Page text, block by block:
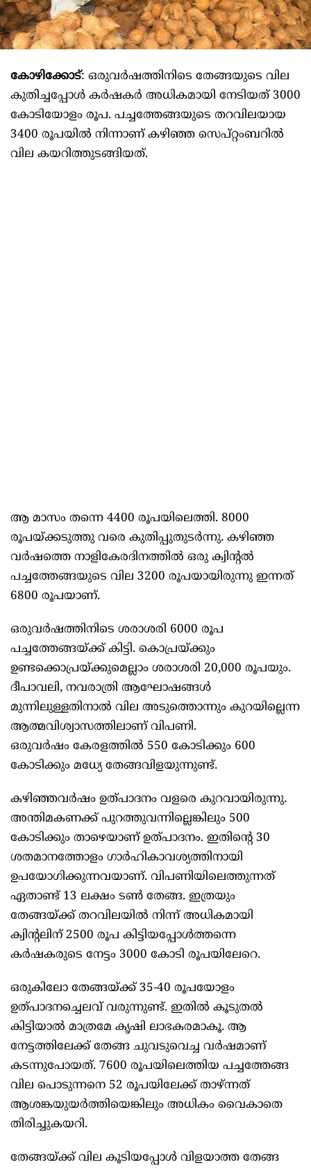
കോഴിക്കോട്: ഒരുവർഷത്തിനിടെ തേങ്ങയുടെ വില
കുതിച്ചപ്പോള്‍ കർഷകർ അധികമായി നേടിയത് 3000
കോടിയോളം രൂപ. പച്ചത്തേങ്ങയുടെ തറവിലയായ
3400 രൂപയില്‍ നിന്നാണ് കഴിഞ്ഞ സെപ്റ്റംബറില്‍
വില കയറിത്തുടങ്ങിയത്.
ആ മാസം തന്നെ 4400 രൂപയിലെത്തി. 8000
രൂപയ്ക്കടുത്തു വരെ കുതിപ്പുതുടർന്നു. കഴിഞ്ഞ
വർഷത്തെ നാളികേരദിനത്തില്‍ ഒരു ക്വിന്റല്‍
പച്ചത്തേങ്ങയുടെ വില 3200 രൂപയായിരുന്നു ഇന്നത്
6800 രൂപയാണ്.
ഒരുവർഷത്തിനിടെ ശരാശരി 6000 രൂപ
പച്ചത്തേങ്ങയ്ക്ക് കിട്ടി. കൊപ്രയ്ക്കും
ഉണ്ടക്കൊപ്രയ്ക്കുമെല്ലാം ശരാശരി 20,000 രൂപയും.
ദീപാവലി, നവരാത്രി ആഘോഷങ്ങള്‍
മുന്നിലുള്ളതിനാല്‍ വില അടുത്തൊന്നും കുറയില്ലെന്ന
ആത്മവിശ്വാസത്തിലാണ് വിപണി.
ഒരുവർഷം കേരളത്തില്‍ 550 കോടിക്കും 600
കോടിക്കും മധ്യേ തേങ്ങവിളയുന്നുണ്ട്.
കഴിഞ്ഞവർഷം ഉത്പാദനം വളരെ കുറവായിരുന്നു.
അന്തിമകണക്ക് പുറത്തുവന്നില്ലെങ്കിലും 500
കോടിക്കും താഴെയാണ് ഉത്പാദനം. ഇതിന്റെ 30
ശതമാനത്തോളം ഗാർഹികാവശ്യത്തിനായി
ഉപയോഗിക്കുന്നവയാണ്. വിപണിയിലെത്തുന്നത്
ഏതാണ്ട് 13 ലക്ഷം ടണ്‍ തേങ്ങ. ഇത്രയും
തേങ്ങയ്ക്ക് തറവിലയില്‍ നിന്ന് അധികമായി
ക്വിന്റലിന് 2500 രൂപ കിട്ടിയപ്പോള്‍ത്തന്നെ
കർഷകരുടെ നേട്ടം 3000 കോടി രൂപയിലേറെ.
ഒരുകിലോ തേങ്ങയ്ക്ക് 35-40 രൂപയോളം
ഉത്പാദനച്ചെലവ് വരുന്നുണ്ട്. ഇതില്‍ കൂടുതല്‍
കിട്ടിയാല്‍ മാത്രമേ കൃഷി ലാഭകരമാകൂ. ആ
നേട്ടത്തിലേക്ക് തേങ്ങ ചുവടുവെച്ച വർഷമാണ്
കടന്നുപോയത്. 7600 രൂപയിലെത്തിയ പച്ചത്തേങ്ങ
വില പൊടുന്നനെ 52 രൂപയിലേക്ക് താഴ്ന്നത്
ആശങ്കയുയർത്തിയെങ്കിലും അധികം വൈകാതെ
തിരിച്ചുകയറി.
തേങ്ങയ്ക്ക് വില കൂടിയപ്പോള്‍ വിളയാത്ത തേങ്ങ